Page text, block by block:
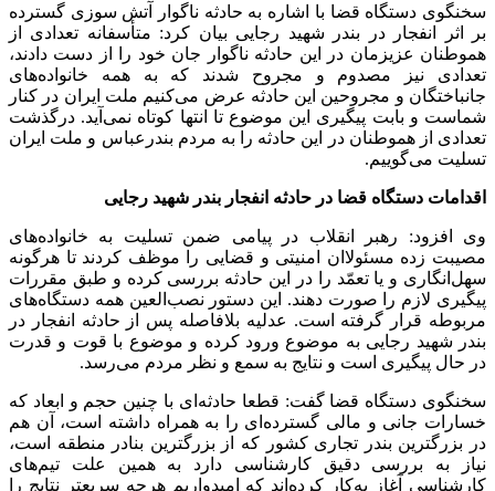
سخنگوی دستگاه قضا با اشاره به حادثه ناگوار آتش سوزی گسترده
بر اثر انفجار در بندر شهید رجایی بیان کرد: متأسفانه تعدادی از
هموطنان عزیزمان در این حادثه ناگوار جان خود را از دست دادند،
تعدادی نیز مصدوم و مجروح شدند که به همه خانواده‌های
جانباختگان و مجروحین این حادثه عرض می‌کنیم ملت ایران در کنار
شماست و بابت پیگیری این موضوع تا انتها کوتاه نمی‌آید. درگذشت
تعدادی از هموطنان در این حادثه را به مردم بندرعباس و ملت ایران
تسلیت می‌گوییم.
اقدامات دستگاه قضا در حادثه انفجار بندر شهید رجایی
وی افزود: رهبر انقلاب در پیامی ضمن تسلیت به خانواده‌های
مصیبت زده مسئولاان امنیتی و قضایی را موظف کردند تا هرگونه
سهل‌انگاری و یا تعمّد را در این حادثه بررسی کرده و طبق مقررات
پیگیری لازم را صورت دهند. این دستور نصب‌العین همه دستگاه‌های
مربوطه قرار گرفته است. عدلیه بلافاصله پس از حادثه انفجار در
بندر شهید رجایی به موضوع ورود کرده و موضوع با قوت و قدرت
در حال پیگیری است و نتایج به سمع و نظر مردم می‌رسد.
سخنگوی دستگاه قضا گفت: قطعا حادثه‌ای با چنین حجم و ابعاد که
خسارات جانی و مالی گسترده‌ای را به همراه داشته است، آن هم
در بزرگترین بندر تجاری کشور که از بزرگترین بنادر منطقه است،
نیاز به بررسی دقیق کارشناسی دارد به همین علت تیم‌های
کارشناسی آغاز به‌کار کرده‌اند که امیدواریم هرچه سریعتر نتایج را